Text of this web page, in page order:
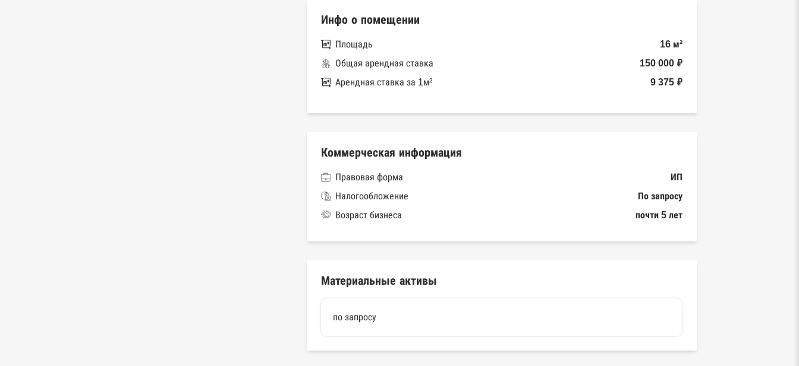
Инфо о помещении
Площадь
16 м²
Общая арендная ставка
150 000 ₽
Арендная ставка за 1м²
9 375 ₽
Коммерческая информация
Правовая форма
ИП
Налогообложение
По запросу
Возраст бизнеса
почти 5 лет
Материальные активы
по запросу